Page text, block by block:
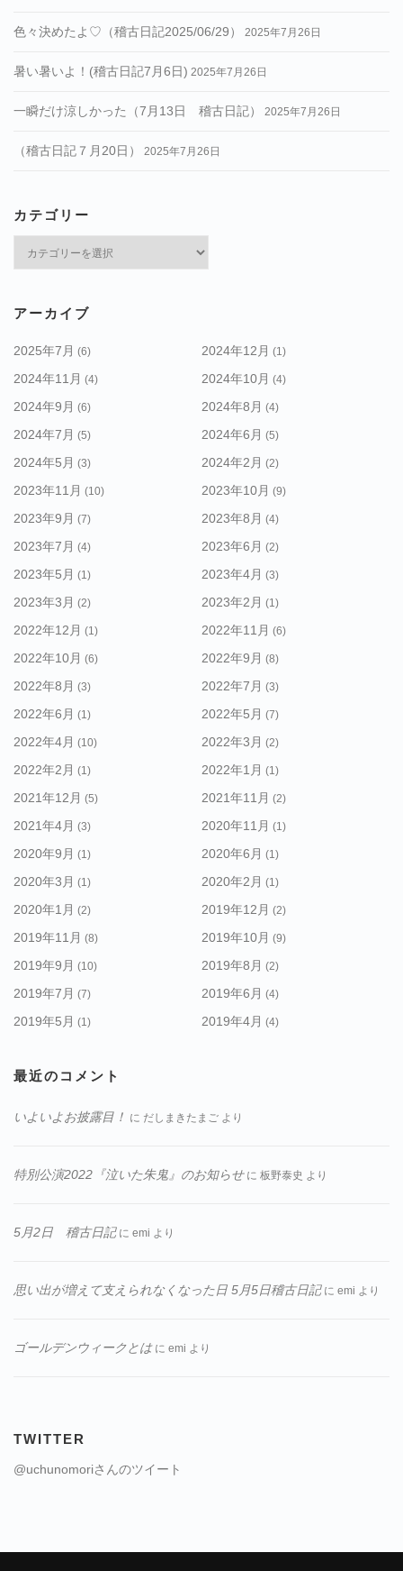
色々決めたよ♡（稽古日記2025/06/29） 2025年7月26日
暑い暑いよ！(稽古日記7月6日) 2025年7月26日
一瞬だけ涼しかった（7月13日 稽古日記） 2025年7月26日
（稽古日記７月20日） 2025年7月26日
カテゴリー
ー
アーカイブ
2025年7月 (6) 2024年12月 (1)
2024年11月 (4) 2024年10月 (4)
2024年9月 (6) 2024年8月 (4)
2024年7月 (5) 2024年6月 (5)
2024年5月 (3) 2024年2月 (2)
2023年11月 (10) 2023年10月 (9)
2023年9月 (7) 2023年8月 (4)
2023年7月 (4) 2023年6月 (2)
2023年5月 (1) 2023年4月 (3)
2023年3月 (2) 2023年2月 (1)
2022年12月 (1) 2022年11月 (6)
2022年10月 (6) 2022年9月 (8)
2022年8月 (3) 2022年7月 (3)
2022年6月 (1) 2022年5月 (7)
2022年4月 (10) 2022年3月 (2)
2022年2月 (1) 2022年1月 (1)
2021年12月 (5) 2021年11月 (2)
2021年4月 (3) 2020年11月 (1)
2020年9月 (1) 2020年6月 (1)
2020年3月 (1) 2020年2月 (1)
2020年1月 (2) 2019年12月 (2)
2019年11月 (8) 2019年10月 (9)
2019年9月 (10) 2019年8月 (2)
2019年7月 (7) 2019年6月 (4)
2019年5月 (1) 2019年4月 (4)
最近のコメント
いよいよお披露目！ に だしまきたまご より
特別公演2022『泣いた朱鬼』のお知らせに 板野泰史 より
5月2日 稽古日記に emi より
思い出が増えて支えられなくなった日 5月5日稽古日記に emi より
ゴールデンウィークとはに emi より
TWITTER
@uchunomoriさんのツイート